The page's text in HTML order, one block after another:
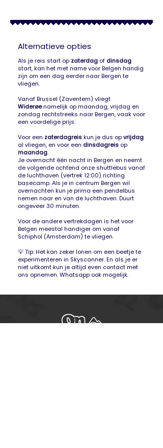
Alternatieve opties
Als je reis start op zaterdag of dinsdag
start, kan het met name voor Belgen handig
zijn om een dag eerder naar Bergen te
vliegen.
Vanaf Brussel (Zaventem) vliegt
Widerøenamelijk op maandag, vrijdag en
zondag rechtstreeks naar Bergen, vaak voor
een voordelige prijs.
Voor een zaterdagreiskun je dus opvrijdag
al vliegen, en voor een dinsdagreis op
maandag.
Je overnacht één nacht in Bergen en neemt
de volgende ochtend onze shuttlebus vanaf
de luchthaven (vertrek 12:00) richting
basecamp. Als je in centrum Bergen wil
overnachten kun je prima een pendelbus
nemen naar en van de luchthaven. Duurt
ongeveer 30 minuten.
Voor de andere vertrekdagen is het voor
Belgen meestal handiger om vanaf
Schiphol (Amsterdam) te vliegen.
💡 Tip: Het kan zeker lonen om een beetje te
experimenteren in Skyscanner. En als je er
niet uitkomt kun je altijd even contact met
ons opnemen. Whatsapp ook mogelijk.